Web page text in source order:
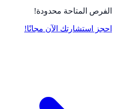
الفرص المتاحة محدودة!
احجز استشارتك الآن مجانًا!